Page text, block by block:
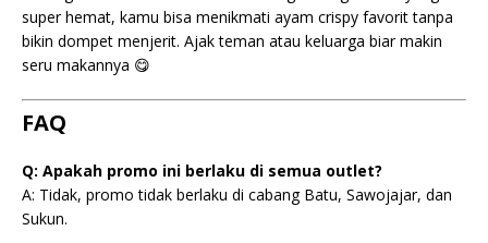
super hemat, kamu bisa menikmati ayam crispy favorit tanpa
bikin dompet menjerit. Ajak teman atau keluarga biar makin
seru makannya 😋
FAQ
Q: Apakah promo ini berlaku di semua outlet?
A: Tidak, promo tidak berlaku di cabang Batu, Sawojajar, dan
Sukun.